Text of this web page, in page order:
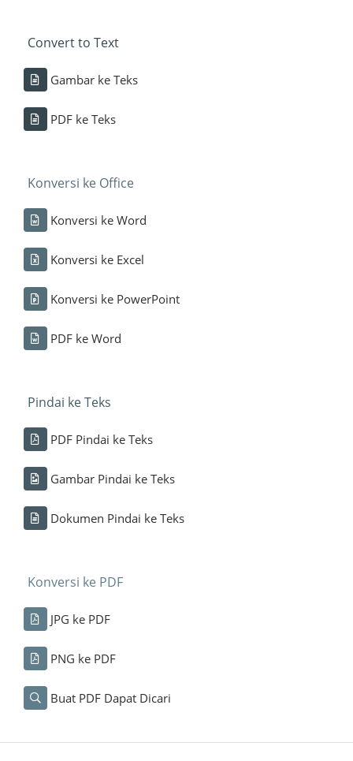
Convert to Text
Gambar ke Teks
PDF ke Teks
Konversi ke Office
Konversi ke Word
Konversi ke Excel
Konversi ke PowerPoint
PDF ke Word
Pindai ke Teks
PDF Pindai ke Teks
Gambar Pindai ke Teks
Dokumen Pindai ke Teks
Konversi ke PDF
JPG ke PDF
PNG ke PDF
Buat PDF Dapat Dicari